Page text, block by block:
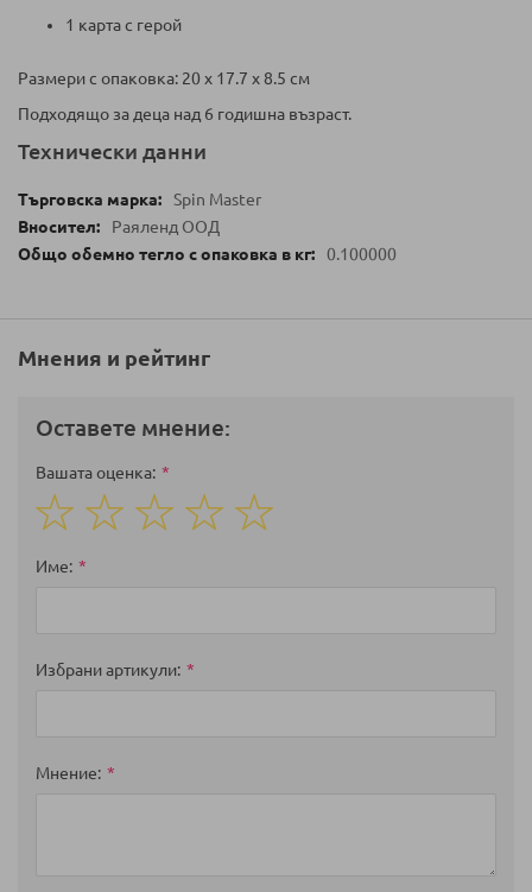
1 карта с герой
Размери с опаковка: 20 х 17.7 х 8.5 см
Подходящо за деца над 6 годишна възраст.
Технически данни
Spin Master
Раяленд ООД
0.100000
Мнения и рейтинг
Оставете мнение:
Вашата оценка
star
stars
stars
stars
stars
Име
Избрани артикули
Мнение